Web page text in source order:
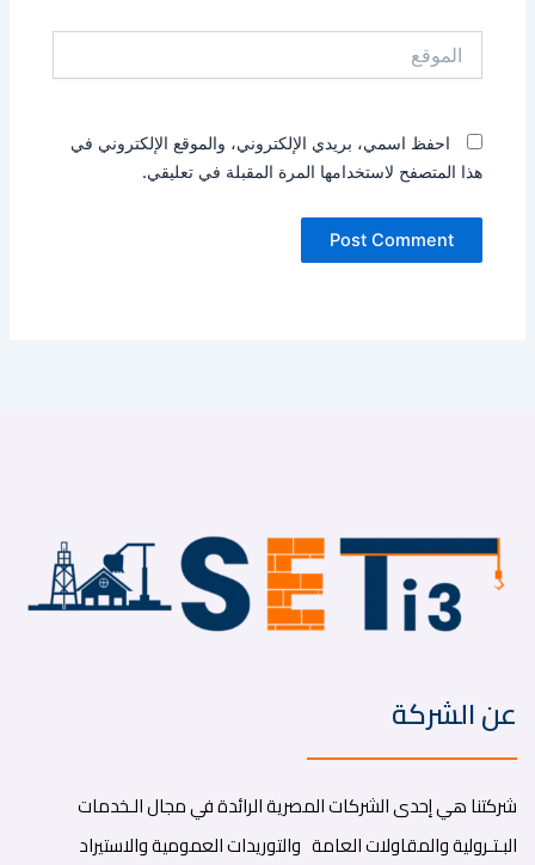
احفظ اسمي، بريدي الإلكتروني، والموقع الإلكتروني في
هذا المتصفح لاستخدامها المرة المقبلة في تعليقي.
عن الشركة
شركتنا هي إحدى الشركات المصرية الرائدة في مجال الـخدمات
البـتـرولية والمقاولات العامة والتوريدات العمومية والاستيراد